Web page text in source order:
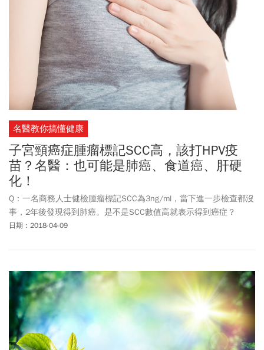
名醫教你搞懂健康
子宮頸癌症腫瘤標記SCC高，該打HPV疫
苗？名醫：也可能是肺癌、食道癌、肝硬
化！
Q：一名商務人士健檢腫瘤標記SCC為3ng/ml，當下進一步檢查都沒
事，2年後發現得到肺癌。是不是SCC數值高就表示得到癌症？
日期：2018-04-09